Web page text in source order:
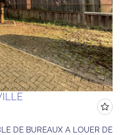
DE BUREAUX A LOUER DE